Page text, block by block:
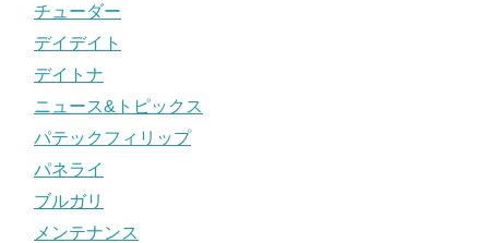
チューダー
デイデイト
デイトナ
ニュース&トピックス
パテックフィリップ
パネライ
ブルガリ
メンテナンス